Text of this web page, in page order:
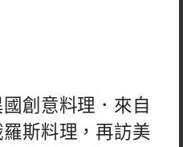
國創意料理．來自
斯料理，再訪美